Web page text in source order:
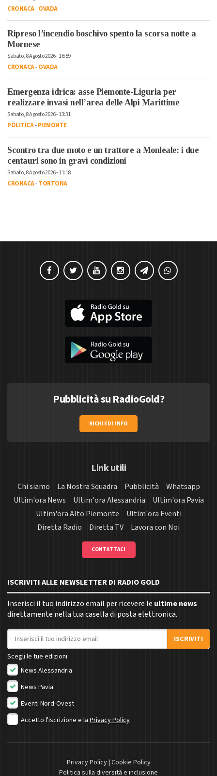
CRONACA-OVADA
Ripreso l’incendio boschivo spento la scorsa notte a
Mornese
Sabato, 8 Agosto 2026 - 16:59
CRONACA-OVADA
Emergenza idrica: asse Piemonte-Liguria per
realizzare invasi nell’area delle Alpi Marittime
Sabato, 8 Agosto 2026 - 13:31
POLITICA-PIEMONTE
Scontro tra due moto e un trattore a Monleale: i due
centauri sono in gravi condizioni
Sabato, 8 Agosto 2026 - 11:18
CRONACA-TORTONA
Pubblicità su RadioGold?
RICHIEDI INFO
Link utili
Chi siamo La Nostra Squadra Pubblicità
Whatsapp
Ultim'ora News
Ultim'ora Alessandria
Ultim'ora Pavia
Ultim'ora Alto Piemonte
Ultim'ora Eventi
Diretta Radio
Diretta TV Lavora con Noi
CONTATTACI
ISCRIVITI ALLE NEWSLETTER DI RADIO GOLD
Inserisci il tuo indirizzo email per ricevere le ultime news
direttamente nella tua casella di posta elettronica.
Indirizzo email
ISCRIVITI
Scegli le tue edizioni:
News Alessandria
News Pavia
Eventi Nord-Ovest
Accetto l'iscrizione e la Privacy Policy
Privacy Policy| Cookie Policy
Politica sulla diversità e inclusione